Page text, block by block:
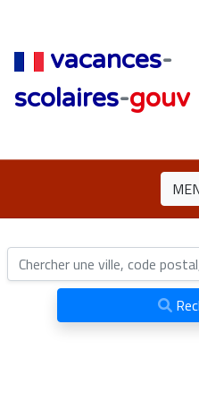
vacances-
scolaires-gouv